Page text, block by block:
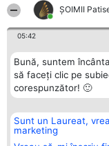
ȘOIMII
05:42
Bună, suntem
să faceți clic pe
corespunzător! 🙂
Sunt un Laureat,
marketing
Organizator Ranking
BRIGHT SOLUTIONS BR SRL
Aleea Timisul De Sus 2 Bl. A30